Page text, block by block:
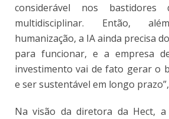
considerável nos
multidisciplinar. Então,
humanização, a IA ainda precisa
para funcionar, e a empresa
investimento vai de fato gerar o
e ser sustentável em longo
Na visão da diretora da Hect, a